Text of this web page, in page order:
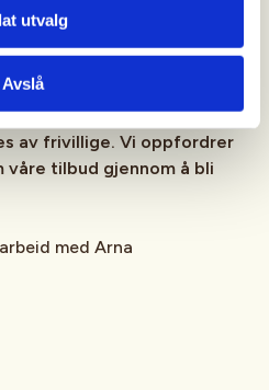
utvalg
Avslå
generelle vilkår
våre aktiviteter.
og Hordaland Turlag
av frivillige. Vi oppfordrer
tilbud gjennom å bli
med Arna